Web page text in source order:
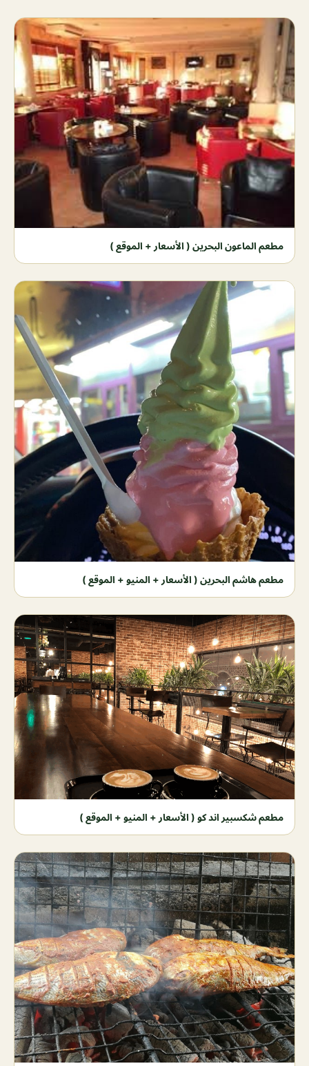
مطعم الماعون البحرين ( الأسعار + الموقع )
مطعم هاشم البحرين ( الأسعار + المنيو + الموقع )
مطعم شكسبير اند كو ( الأسعار + المنيو + الموقع )